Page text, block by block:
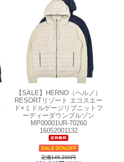
【SALE】 HERNO（ヘルノ）
RESORTリゾート エコスエー
ド×ミドルゲージリブニットフ
ーディーダウンブルゾン
MP00001UR-70260
16052001132
定価145,200円